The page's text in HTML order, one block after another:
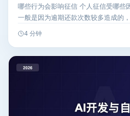
哪些行为会影响征信 个人征信受哪些
一般是因为逾期还款次数较多造成的
4 分钟